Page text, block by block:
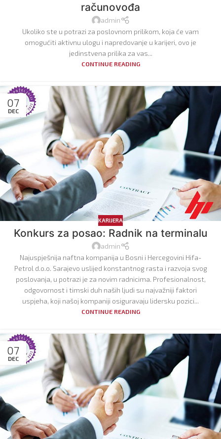
računovođa
admin
Ukoliko ste u potrazi za poslovnom prilikom, koja će vam
omogućiti aktivnu ulogu i napredovanje u karijeri, ovo je
jedinstvena prilika za vas...
CONTINUE READING
07
DEC
KARIJERA
Konkurs za posao: Radnik na terminalu
admin
Najuspješnija naftna kompanija u Bosni i Hercegovini Hifa-
Petrol d.o.o. Sarajevo uslijed konstantnog rasta i razvoja svog
poslovanja, u potrazi je za novim radnicima. Profesionalnost,
odgovornost i timski duh naših ljudi su najvažniji faktori
uspjeha, koji našoj kompaniji osiguravaju lidersku pozici...
CONTINUE READING
07
DEC